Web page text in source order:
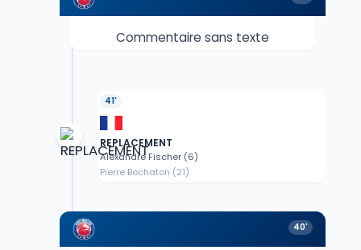
Commentaire sans texte
41'
REPLACEMENT
Alexandre Fischer (6)
Pierre Bochaton (21)
40'